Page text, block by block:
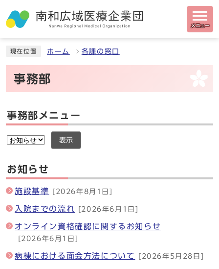
メニュー
現在位置 ホーム 各課の窓口
事務部
事務部メニュー
表示
お知らせ
施設基準 [2026年8月1日]
入院までの流れ [2026年6月1日]
オンライン資格確認に関するお知らせ
[2026年6月1日]
病棟における面会方法について [2026年5月28日]